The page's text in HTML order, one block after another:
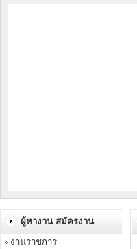
ผู้หางาน สมัครงาน
งานราชการ